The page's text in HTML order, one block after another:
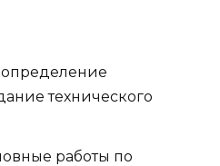
технического
работы по